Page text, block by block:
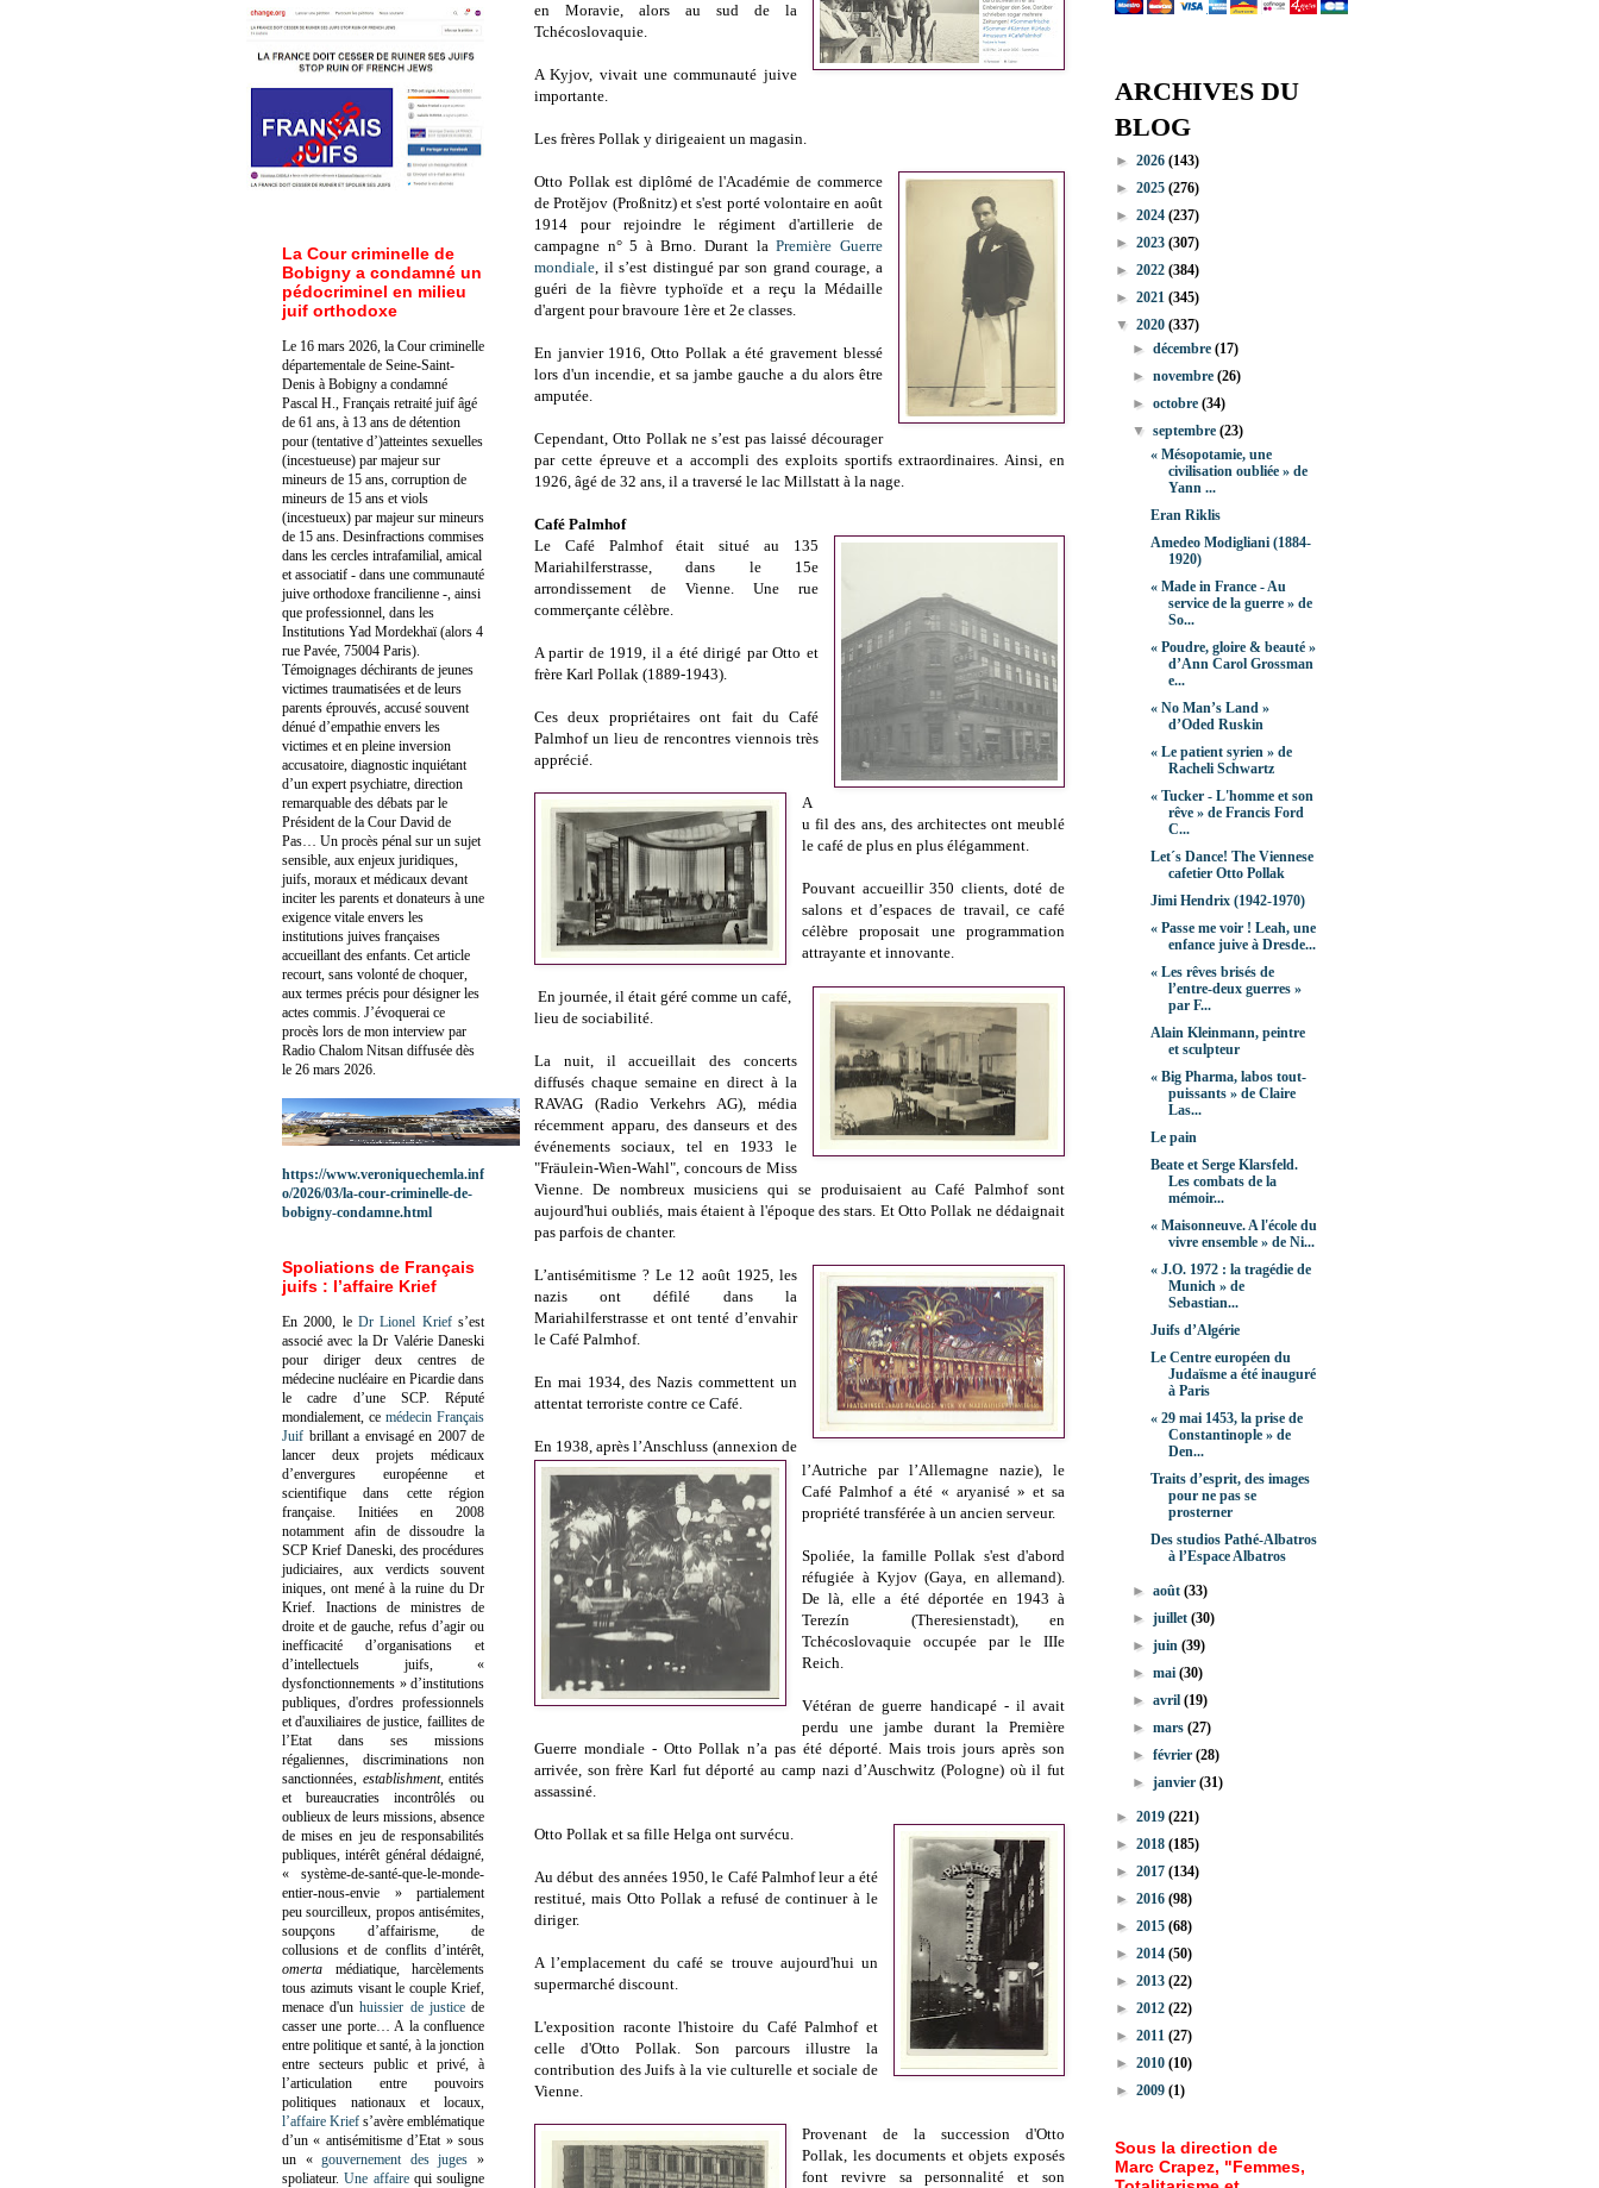
en Moravie, alors au sud de la
Tchécoslovaquie.
A Kyjov, vivait une communauté juive
importante.
Les frères Pollak y dirigeaient un magasin.
Otto Pollak est diplômé de l'Académie de commerce
de Protĕjov (Proßnitz) et s'est porté volontaire en août
1914 pour rejoindre le régiment d'artillerie de
campagne n° 5 à Brno. Durant laPremière Guerre
mondiale, il s’est distingué par son grand courage, a
guéri de la fièvre typhoïde et a reçu la Médaille
d'argent pour bravoure 1ère et 2e classes.
En janvier 1916, Otto Pollak a été gravement blessé
lors d'un incendie, et sa jambe gauche a du alors être
amputée.
Cependant, Otto Pollak ne s’est pas laissé décourager
par cette épreuve et a accompli des exploits sportifs extraordinaires. Ainsi, en
1926, âgé de 32 ans, il a traversé le lac Millstatt à la nage.
Café Palmhof
Le Café Palmhof était situé au 135
Mariahilferstrasse, dans le 15e
arrondissement de Vienne. Une rue
commerçante célèbre.
A partir de 1919, il a été dirigé par Otto et
frère Karl Pollak (1889-1943).
Ces deux propriétaires ont fait du Café
Palmhof un lieu de rencontres viennois très
apprécié.
A
u fil des ans, des architectes ont meublé
le café de plus en plus élégamment.
Pouvant accueillir 350 clients, doté de
salons et d’espaces de travail, ce café
célèbre proposait une programmation
attrayante et innovante.
En journée, il était géré comme un café,
lieu de sociabilité.
La nuit, il accueillait des concerts
diffusés chaque semaine en direct à la
RAVAG (Radio Verkehrs AG), média
récemment apparu, des danseurs et des
événements sociaux, tel en 1933 le
"Fräulein-Wien-Wahl", concours de Miss
Vienne. De nombreux musiciens qui se produisaient au Café Palmhof sont
aujourd'hui oubliés, mais étaient à l'époque des stars. Et Otto Pollak ne dédaignait
pas parfois de chanter.
L’antisémitisme ? Le 12 août 1925, les
nazis ont défilé dans la
Mariahilferstrasse et ont tenté d’envahir
le Café Palmhof.
En mai 1934, des Nazis commettent un
attentat terroriste contre ce Café.
En 1938, après l’Anschluss (annexion de
l’Autriche par l’Allemagne nazie), le
Café Palmhof a été « aryanisé » et sa
propriété transférée à un ancien serveur.
Spoliée, la famille Pollak s'est d'abord
réfugiée à Kyjov (Gaya, en allemand).
De là, elle a été déportée en 1943 à
Terezín (Theresienstadt), en
Tchécoslovaquie occupée par le IIIe
Reich.
Vétéran de guerre handicapé - il avait
perdu une jambe durant la Première
Guerre mondiale - Otto Pollak n’a pas été déporté. Mais trois jours après son
arrivée, son frère Karl fut déporté au camp nazi d’Auschwitz (Pologne) où il fut
assassiné.
Otto Pollak et sa fille Helga ont survécu.
Au début des années 1950, le Café Palmhof leur a été
restitué, mais Otto Pollak a refusé de continuer à le
diriger.
A l’emplacement du café se trouve aujourd'hui un
supermarché discount.
L'exposition raconte l'histoire du Café Palmhof et
celle d'Otto Pollak. Son parcours illustre la
contribution des Juifs à la vie culturelle et sociale de
Vienne.
Provenant de la succession d'Otto
Pollak, les documents et objets exposés
font revivre sa personnalité et son
La Cour criminelle de
Bobigny a condamné un
pédocriminel en milieu
juif orthodoxe
Le 16 mars 2026, la Cour criminelle
départementale de Seine-Saint-
Denis à Bobigny a condamné
Pascal H., Français retraité juif âgé
de 61 ans, à 13 ans de détention
pour (tentative d’)atteintes sexuelles
(incestueuse) par majeur sur
mineurs de 15 ans, corruption de
mineurs de 15 ans et viols
(incestueux) par majeur sur mineurs
de 15 ans. Desinfractions commises
dans les cercles intrafamilial, amical
et associatif - dans une communauté
juive orthodoxe francilienne -, ainsi
que professionnel, dans les
Institutions Yad Mordekhaï (alors 4
rue Pavée, 75004 Paris).
Témoignages déchirants de jeunes
victimes traumatisées et de leurs
parents éprouvés, accusé souvent
dénué d’empathie envers les
victimes et en pleine inversion
accusatoire, diagnostic inquiétant
d’un expert psychiatre, direction
remarquable des débats par le
Président de la Cour David de
Pas… Un procès pénal sur un sujet
sensible, aux enjeux juridiques,
juifs, moraux et médicaux devant
inciter les parents et donateurs à une
exigence vitale envers les
institutions juives françaises
accueillant des enfants. Cet article
recourt, sans volonté de choquer,
aux termes précis pour désigner les
actes commis. J’évoquerai ce
procès lors de mon interview par
Radio Chalom Nitsan diffusée dès
le 26 mars 2026.
https://www.veroniquechemla.inf
o/2026/03/la-cour-criminelle-de-
bobigny-condamne.html
Spoliations de Français
juifs : l’affaire Krief
En 2000, le Dr Lionel Kriefs’est
associé avec la Dr Valérie Daneski
pour diriger deux centres de
médecine nucléaire en Picardie dans
le cadre d’une SCP. Réputé
mondialement, ce médecin Français
Juif brillant a envisagé en 2007 de
lancer deux projets médicaux
d’envergures européenne et
scientifique dans cette région
française. Initiées en 2008
notamment afin de dissoudre la
SCP Krief Daneski, des procédures
judiciaires, aux verdicts souvent
iniques, ont mené à la ruine du Dr
Krief. Inactions de ministres de
droite et de gauche, refus d’agir ou
inefficacité d’organisations et
d’intellectuels juifs, «
dysfonctionnements » d’institutions
publiques, d'ordres professionnels
et d'auxiliaires de justice, faillites de
l’Etat dans ses missions
régaliennes, discriminations non
sanctionnées, establishment, entités
et bureaucraties incontrôlés ou
oublieux de leurs missions, absence
de mises en jeu de responsabilités
publiques, intérêt général dédaigné,
« système-de-santé-que-le-monde-
entier-nous-envie » partialement
peu sourcilleux, propos antisémites,
soupçons d’affairisme, de
collusions et de conflits d’intérêt,
omerta médiatique, harcèlements
tous azimuts visant le couple Krief,
menace d'unhuissier de justicede
casser une porte… A la confluence
entre politique et santé, à la jonction
entre secteurs public et privé, à
l’articulation entre pouvoirs
politiques nationaux et locaux,
l’affaire Krief s’avère emblématique
d’un « antisémitisme d’Etat » sous
un «gouvernement des juges »
spoliateur.Une affairequi souligne
ARCHIVES DU
BLOG
► 2026 (143)
► 2025 (276)
► 2024 (237)
► 2023 (307)
► 2022 (384)
► 2021 (345)
▼ 2020 (337)
►décembre(17)
►novembre(26)
►octobre(34)
▼septembre(23)
« Mésopotamie, une
civilisation oubliée » de
Yann ...
Eran Riklis
Amedeo Modigliani (1884-
1920)
« Made in France - Au
service de la guerre » de
So...
« Poudre, gloire & beauté »
d’Ann Carol Grossman
e...
« No Man’s Land »
d’Oded Ruskin
« Le patient syrien » de
Racheli Schwartz
« Tucker - L'homme et son
rêve » de Francis Ford
C...
Let´s Dance! The Viennese
cafetier Otto Pollak
Jimi Hendrix (1942-1970)
« Passe me voir ! Leah, une
enfance juive à Dresde...
« Les rêves brisés de
l’entre-deux guerres »
par F...
Alain Kleinmann, peintre
et sculpteur
« Big Pharma, labos tout-
puissants » de Claire
Las...
Le pain
Beate et Serge Klarsfeld.
Les combats de la
mémoir...
« Maisonneuve. A l'école du
vivre ensemble » de Ni...
« J.O. 1972 : la tragédie de
Munich » de
Sebastian...
Juifs d’Algérie
Le Centre européen du
Judaïsme a été inauguré
à Paris
« 29 mai 1453, la prise de
Constantinople » de
Den...
Traits d’esprit, des images
pour ne pas se
prosterner
Des studios Pathé-Albatros
à l’Espace Albatros
►août(33)
►juillet(30)
►juin(39)
►mai(30)
►avril(19)
►mars(27)
►février(28)
►janvier(31)
► 2019 (221)
► 2018 (185)
► 2017 (134)
► 2016 (98)
► 2015 (68)
► 2014 (50)
► 2013 (22)
► 2012 (22)
► 2011 (27)
► 2010 (10)
► 2009 (1)
Sous la direction de
Marc Crapez, "Femmes,